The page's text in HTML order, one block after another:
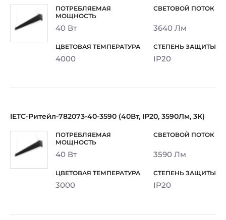
40 Вт 3640 Лм
4000 IP20
IETC-Ритейл-782073-40-3590 (40Вт, IP20, 3590Лм, 3К)
40 Вт 3590 Лм
3000 IP20